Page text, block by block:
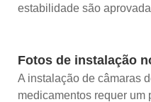
estabilidade são
Fotos de instalação
A instalação de câmaras
medicamentos requer